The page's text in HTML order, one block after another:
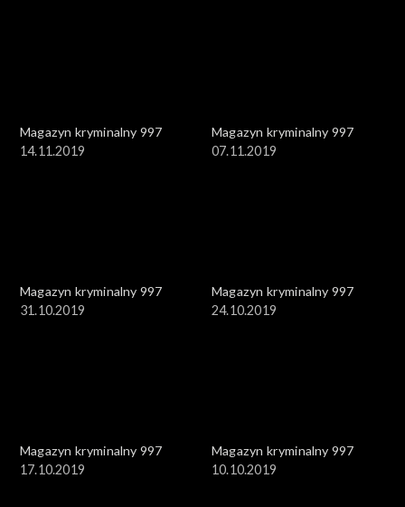
Magazyn kryminalny 997
14.11.2019
Magazyn kryminalny 997
07.11.2019
Magazyn kryminalny 997
31.10.2019
Magazyn kryminalny 997
24.10.2019
Magazyn kryminalny 997
17.10.2019
Magazyn kryminalny 997
10.10.2019